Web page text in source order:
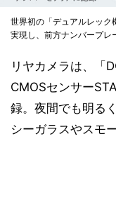
世界初の「デュアルレック
実現し、前方ナンバープレ
リヤカメラは、「
CMOSセンサー
録。夜間でも明る
シーガラスやスモ